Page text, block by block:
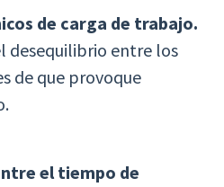
de carga de trabajo.
desequilibrio entre los
de que provoque
el tiempo de